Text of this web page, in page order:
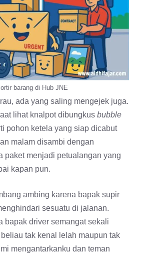
barang di Hub JNE
ada yang saling mengejek juga.
lihat knalpot dibungkus bubble
pohon ketela yang siap dicabut
malam disambi dengan
paket menjadi petualangan yang
kapan pun.
ambing karena bapak supir
sesuatu di jalanan.
bapak driver semangat sekali
tak kenal lelah maupun tak
mengantarkanku dan teman